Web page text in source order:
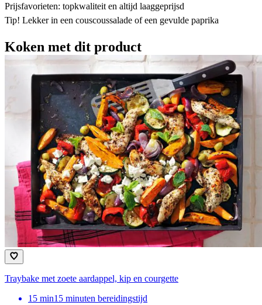
Prijsfavorieten: topkwaliteit en altijd laaggeprijsd​
Tip! Lekker in een couscoussalade of een gevulde paprika​
Koken met dit product
Traybake met zoete aardappel, kip en courgette
15 min15 minuten bereidingstijd